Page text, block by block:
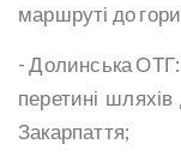
маршруті до
- Долинська
перетині
Закарпаття;